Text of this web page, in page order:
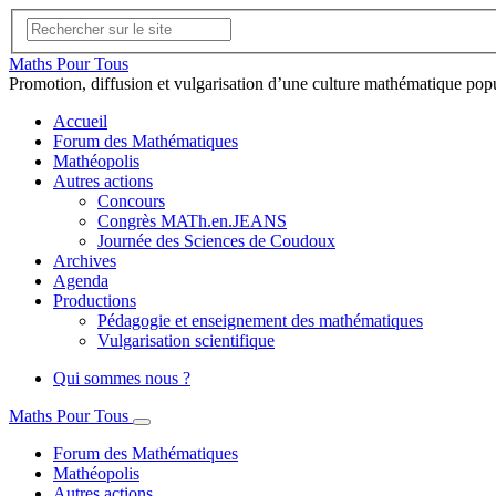
Maths Pour Tous
Promotion, diffusion et vulgarisation d’une culture mathématique
Accueil
Forum des Mathématiques
Mathéopolis
Autres actions
Concours
Congrès MATh.en.JEANS
Journée des Sciences de Coudoux
Archives
Agenda
Productions
Pédagogie et enseignement des mathématiques
Vulgarisation scientifique
Qui sommes nous ?
Maths Pour Tous
Forum des Mathématiques
Mathéopolis